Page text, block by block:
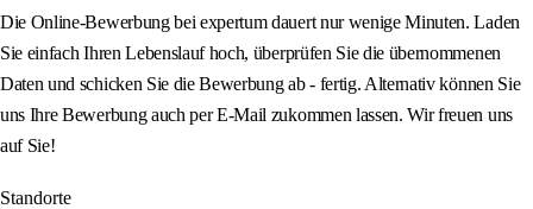
Die Online-Bewerbung bei expertum dauert nur wenige Minuten. Laden
Sie einfach Ihren Lebenslauf hoch, überprüfen Sie die übernommenen
Daten und schicken Sie die Bewerbung ab - fertig. Alternativ können Sie
uns Ihre Bewerbung auch per E-Mail zukommen lassen. Wir freuen uns
auf Sie!
Standorte